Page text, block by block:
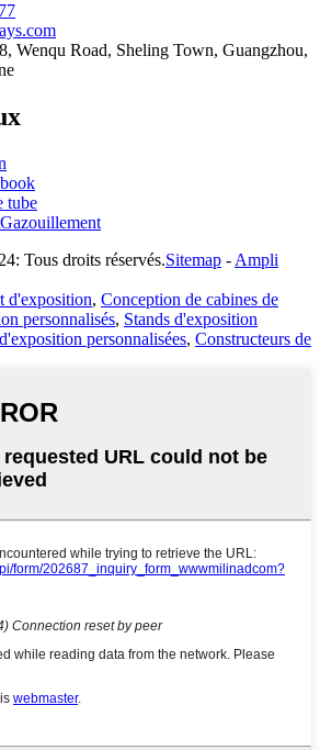
Wenqu Road, Sheling Town, Guangzhou,
tube
Gazouillement
Tous droits réservés.Sitemap - Ampli
d'exposition, Conception de cabines de
personnalisés, Stands d'exposition
personnalisées, Constructeurs de